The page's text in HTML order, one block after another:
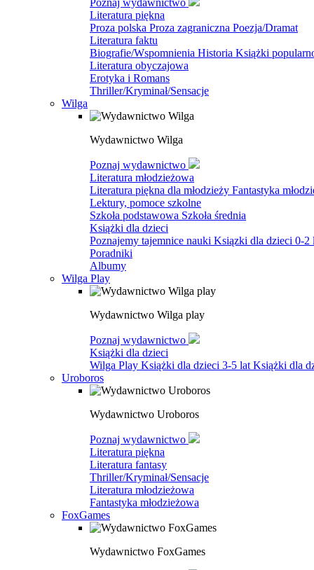
Poznaj wydawnictwo
Literatura piękna
Proza polska Proza zagraniczna Poezja/Dramat
Literatura faktu
Biografie/Wspomnienia Historia Książki
Literatura obyczajowa
Erotyka i Romans
Thriller/Kryminał/Sensacje
Wilga
Wydawnictwo Wilga
Poznaj wydawnictwo
Literatura młodzieżowa
Literatura piękna dla młodzieży Fantastyka
Lektury, pomoce szkolne
Szkoła podstawowa Szkoła średnia
Książki dla dzieci
Poznajemy tajemnice nauki Ksiązki dla dzieci 0-2
Poradniki
Albumy
Wilga Play
Wydawnictwo Wilga play
Poznaj wydawnictwo
Książki dla dzieci
Wilga Play Książki dla dzieci 3-5 lat Książki dla
Uroboros
Wydawnictwo Uroboros
Poznaj wydawnictwo
Literatura piękna
Literatura fantasy
Thriller/Kryminał/Sensacje
Literatura młodzieżowa
Fantastyka młodzieżowa
FoxGames
Wydawnictwo FoxGames